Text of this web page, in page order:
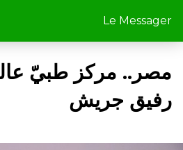
Le Messager
مصر.. مركز طبيّ
رفيق جريش